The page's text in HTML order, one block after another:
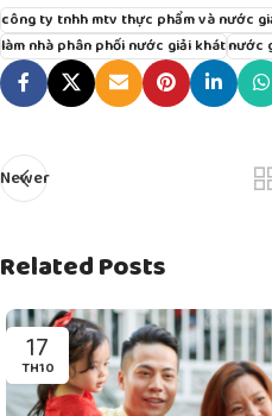
công ty tnhh mtv thực phẩm và nước
làm nhà phân phối nước giải khátnước
Newer
Related Posts
17
TH10